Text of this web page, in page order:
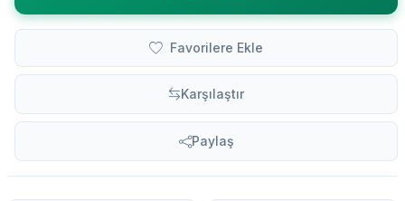
Favorilere Ekle
Karşılaştır
Paylaş